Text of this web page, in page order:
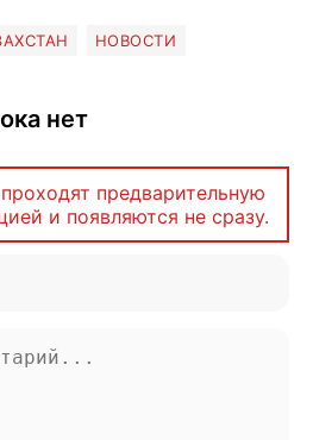
НОВОСТИ
нет
предварительную
и появляются не сразу.